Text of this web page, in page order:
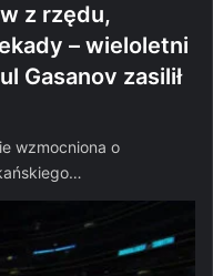
z rzędu,
– wieloletni
Gasanov zasilił
wzmocniona o